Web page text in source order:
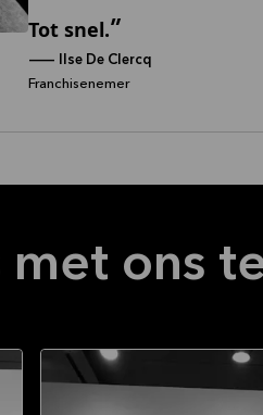
Tot snel.
--
Ilse De Clercq
Franchisenemer
ons